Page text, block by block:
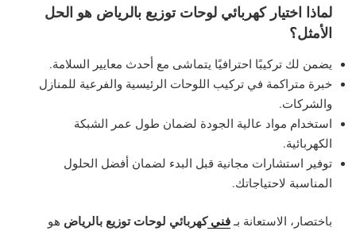
لماذا اختيار كهربائي لوحات توزيع بالرياض هو الحل
الأمثل؟
يضمن لك تركيبًا احترافيًا يتماشى مع أحدث معايير السلامة.
خبرة متراكمة في تركيب اللوحات الرئيسية والفرعية للمنازل
والشركات.
استخدام مواد عالية الجودة لضمان طول عمر الشبكة
الكهربائية.
توفير استشارات مجانية قبل البدء لضمان أفضل الحلول
المناسبة لاحتياجاتك.
باختصار، الاستعانة بـ فني كهربائي لوحات توزيع بالرياض هو